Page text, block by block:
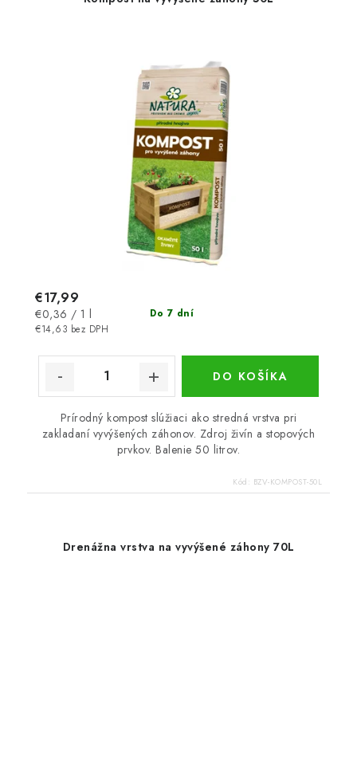
Do 7 dní
€14,63 bez DPH
€17,99
Jednotková
cena:
€0,36 / 1 l
DO KOŠÍKA
Prírodný kompost slúžiaci ako stredná vrstva pri
zakladaní vyvýšených záhonov. Zdroj živín a stopových
prvkov. Balenie 50 litrov.
Kód: BZV-KOMPOST-50L
Drenážna vrstva na vyvýšené záhony 70L